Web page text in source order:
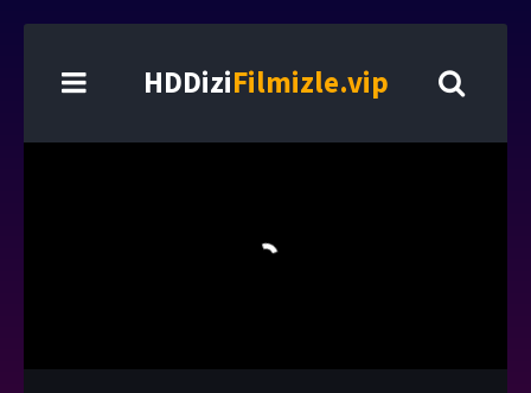
HDDiziFilmizle.vip